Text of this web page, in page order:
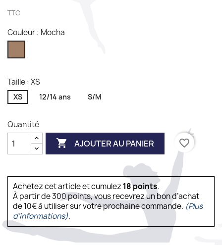
TTC
Couleur : Mocha
Taille : XS
XS 12/14 ans S/M
Quantité
 AJOUTER AU PANIER favorite_border
Achetez cet article et cumulez 18points.
À partir de 300 points, vous recevrez un bon d’achat
de 10€ à utiliser sur votre prochaine commande. (Plus
d'informations).